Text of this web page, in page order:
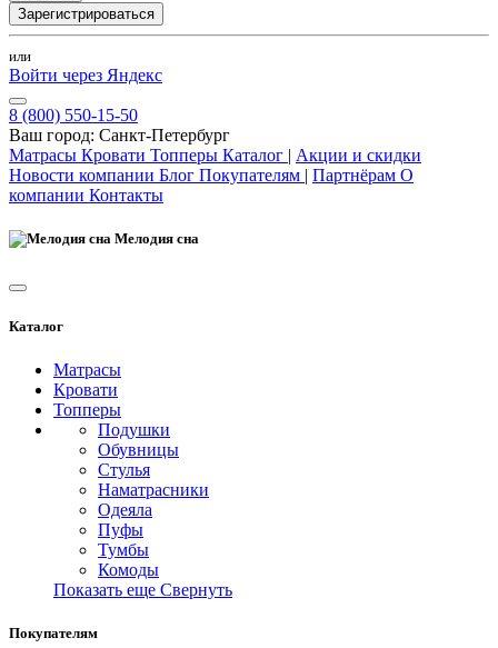
Зарегистрироваться
или
Войти через Яндекс
8 (800) 550-15-50
Ваш город: Санкт-Петербург
Матрасы Кровати Топперы Каталог | Акции и скидки
Новости компании Блог Покупателям | Партнёрам О
компании Контакты
Мелодия сна
Каталог
Матрасы
Кровати
Топперы
Подушки
Обувницы
Стулья
Наматрасники
Одеяла
Пуфы
Тумбы
Комоды
Показать еще Свернуть
Покупателям